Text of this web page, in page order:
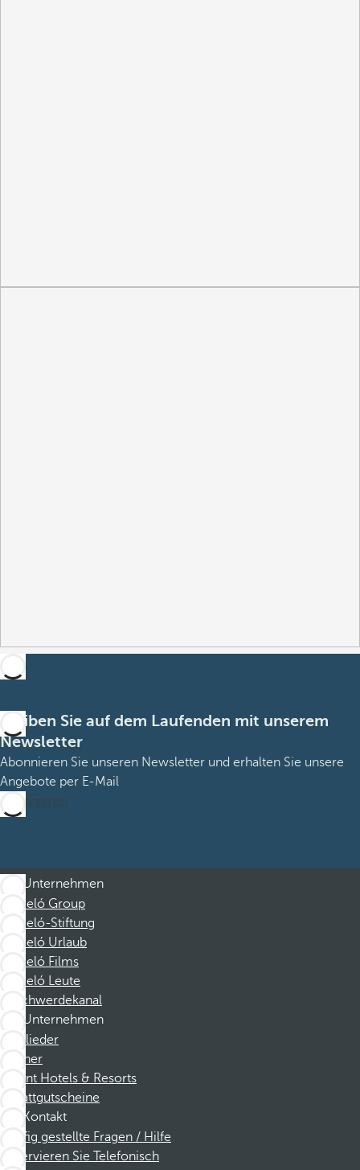
Bleiben Sie auf dem Laufenden mit unserem
Newsletter
Abonnieren Sie unseren Newsletter und erhalten Sie unsere
Angebote per E-Mail
Abonnieren
Unternehmen
Barceló Group
Barceló-Stiftung
Barceló Urlaub
Barceló Films
Barceló Leute
Beschwerdekanal
Unternehmen
Mitglieder
Partner
Dorint Hotels & Resorts
Rabattgutscheine
Kontakt
Häufig gestellte Fragen / Hilfe
Reservieren Sie Telefonisch